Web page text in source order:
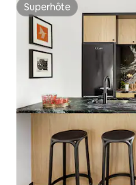
Superhôte
Superhôte